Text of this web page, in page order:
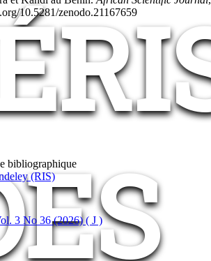
10.5281/zenodo.21167659
bibliographique
(RIS)
3 No 36 (2026) ( J )